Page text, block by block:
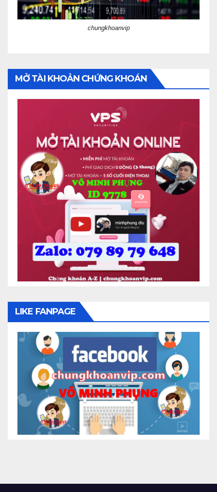
chungkhoanvip
MỞ TÀI KHOẢN CHỨNG KHOÁN
LIKE FANPAGE